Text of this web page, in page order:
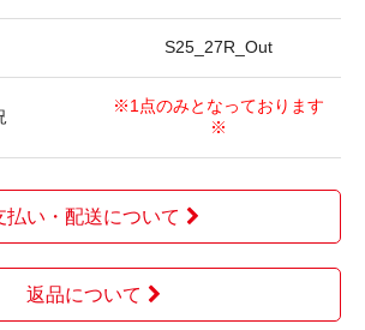
S25_27R_Out
※1点のみとなっております
※
払い・配送について
返品について